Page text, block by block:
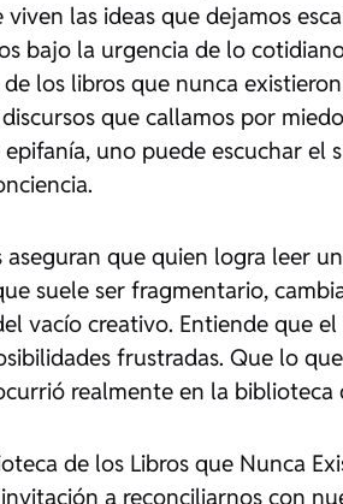
las ideas que dejamos
bajo la urgencia de lo
los libros que nunca
que callamos por
uno puede escuchar el
aseguran que quien logra leer
suele ser fragmentario,
vacío creativo. Entiende que
frustradas. Que lo
realmente en la biblioteca
de los Libros que Nunca
a reconciliarnos con